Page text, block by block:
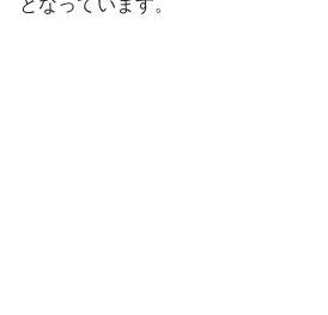
となっています。